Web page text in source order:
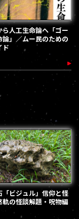
ら人工生命論へ「ゴー
論」／ムー民のための
ド
「ビジュル」信仰と怪
軌の怪談解題・呪物編